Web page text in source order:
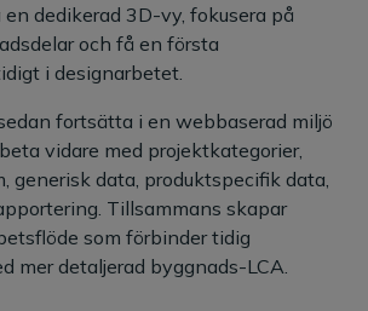
dedikerad 3D-vy, fokusera på
och få en första
i designarbetet.
fortsätta i en webbaserad miljö
vidare med projektkategorier,
generisk data, produktspecifik data,
Tillsammans skapar
som förbinder tidig
mer detaljerad byggnads-LCA.